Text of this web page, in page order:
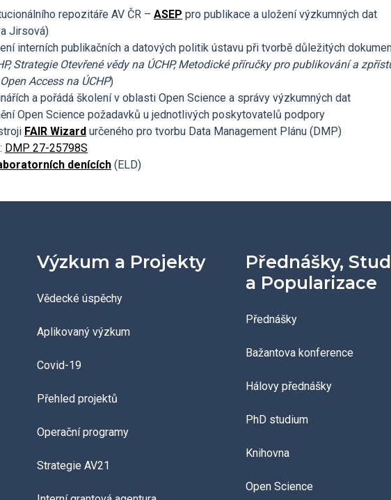
repozitáře AV ČR – ASEP pro publikace a uložení výzkumných dat
Jirsová)
interních publikačních a datových politik ústavu při tvorbě důležitých
Strategie Otevřené vědy na ÚCHP, Metodické příručky pro publikování a
Access na ÚCHP)
a pořádá školení v oblasti Open Science a správy výzkumných dat
Open Science požadavků u jednotlivých poskytovatelů podpory
FAIR Wizard určeného pro tvorbu Data Management Plánu (DMP)
DMP 27-25798S
denících (ELD)
Výzkum a Projekty
Vědecké úspěchy
Aplikovaný výzkum
Covid-19
Přehled projektů
Operační programy
Strategie AV21
Přednášky,
a Popularizace
Přednášky
Bažantova konference
Hálovy přednášky
PhD studium
Knihovna
Open Science